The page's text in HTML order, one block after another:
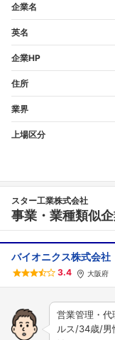
企業名
英名
企業HP
住所
業界
上場区分
スター工業株式会社
事業・業種類似
バイオニクス株式会社
3.4 大阪府
営業管理・代
ルス/34歳/男